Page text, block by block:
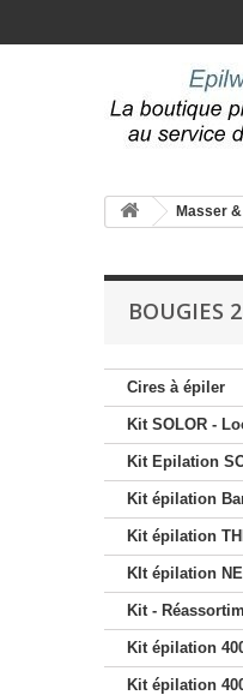
Masser
BOUGIES
Cires à épiler
Kit SOLOR -
Kit Epilation
Kit épilation
Kit épilation
KIt épilation
Kit -
Kit épilation
Kit épilation